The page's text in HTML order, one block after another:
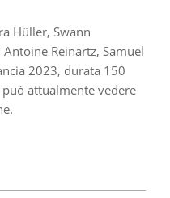
Hüller, Swann
Reinartz, Samuel
2023, durata 150
attualmente vedere